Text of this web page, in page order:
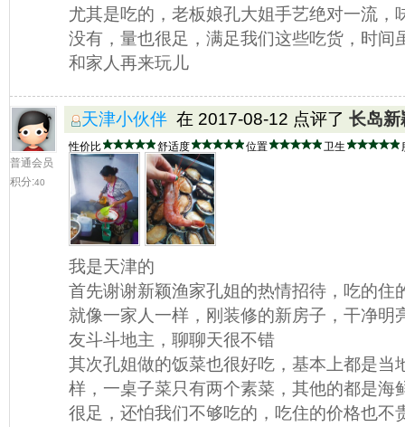
尤其是吃的，老板娘孔大姐手艺绝对一流，
没有，量也很足，满足我们这些吃货，时间
和家人再来玩儿
普通会员
积分:40
天津小伙伴 在 2017-08-12 点评了 长岛新
性价比 舒适度 位置 卫生
我是天津的
首先谢谢新颖渔家孔姐的热情招待，吃的住
就像一家人一样，刚装修的新房子，干净明
友斗斗地主，聊聊天很不错
其次孔姐做的饭菜也很好吃，基本上都是当
样，一桌子菜只有两个素菜，其他的都是海
很足，还怕我们不够吃的，吃住的价格也不